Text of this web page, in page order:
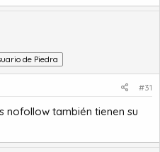
de Piedra
#31
nofollow también tienen su